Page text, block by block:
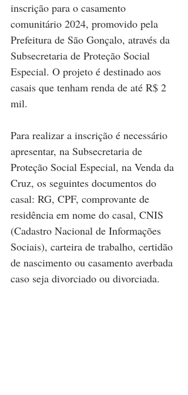
inscrição para o casamento
comunitário 2024, promovido pela
Prefeitura de São Gonçalo, através da
Subsecretaria de Proteção Social
Especial. O projeto é destinado aos
casais que tenham renda de até R$ 2
mil.
Para realizar a inscrição é necessário
apresentar, na Subsecretaria de
Proteção Social Especial, na Venda da
Cruz, os seguintes documentos do
casal: RG, CPF, comprovante de
residência em nome do casal, CNIS
(Cadastro Nacional de Informações
Sociais), carteira de trabalho, certidão
de nascimento ou casamento averbada
caso seja divorciado ou divorciada.